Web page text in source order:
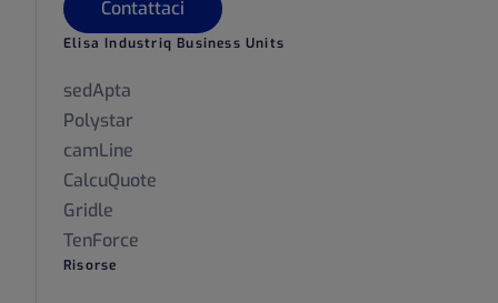
Contattaci
Elisa Industriq Business Units
sedApta
Polystar
camLine
CalcuQuote
Gridle
TenForce
Risorse